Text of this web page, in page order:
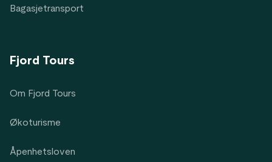
Bagasjetransport
Fjord Tours
Om Fjord Tours
Økoturisme
Åpenhetsloven